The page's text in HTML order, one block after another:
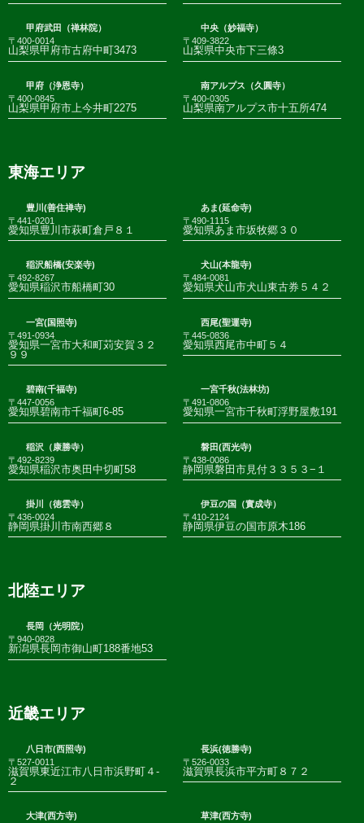
甲府武田（禅林院）
〒400-0014
山梨県甲府市古府中町3473
中央（妙福寺）
〒409-3822
山梨県中央市下三條3
甲府（浄恩寺）
〒400-0845
山梨県甲府市上今井町2275
南アルプス（久圓寺）
〒400-0305
山梨県南アルプス市十五所474
東海エリア
豊川(善住禅寺)
〒441-0201
愛知県豊川市萩町倉戸８１
あま(延命寺)
〒490-1115
愛知県あま市坂牧郷３０
稲沢船橋(安楽寺)
〒492-8267
愛知県稲沢市船橋町30
犬山(本龍寺)
〒484-0081
愛知県犬山市犬山東古券５４２
一宮(国照寺)
〒491-0934
愛知県一宮市大和町苅安賀３２
９９
西尾(聖運寺)
〒445-0836
愛知県西尾市中町５４
碧南(千福寺)
〒447-0056
愛知県碧南市千福町6-85
一宮千秋(法林坊)
〒491-0806
愛知県一宮市千秋町浮野屋敷191
稲沢（康勝寺）
〒492-8239
愛知県稲沢市奥田中切町58
磐田(西光寺)
〒438-0086
静岡県磐田市見付３３５３−１
掛川（徳雲寺）
〒436-0024
静岡県掛川市南西郷８
伊豆の国（實成寺）
〒410-2124
静岡県伊豆の国市原木186
北陸エリア
長岡（光明院）
〒940-0828
新潟県長岡市御山町188番地53
近畿エリア
八日市(西照寺)
〒527-0011
滋賀県東近江市八日市浜野町４-
２
長浜(徳勝寺)
〒526-0033
滋賀県長浜市平方町８７２
大津(西方寺)
草津(西方寺)